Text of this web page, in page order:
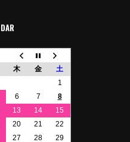
木 金
土
1
6 7
8
13 14
15
20 21
22
27 28 29